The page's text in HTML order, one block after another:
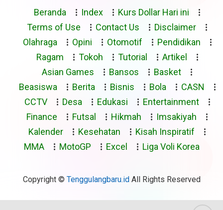
Beranda Index
Kurs Dollar Hari ini
Terms of Use
Contact Us
Disclaimer
Olahraga
Opini Otomotif
Pendidikan
Ragam
Tokoh Tutorial
Artikel
Asian Games
Bansos
Basket
Beasiswa
Berita Bisnis Bola
CASN
CCTV
Desa Edukasi
Entertainment
Finance
Futsal Hikmah
Imsakiyah
Kalender
Kesehatan
Kisah Inspiratif
MMA
MotoGP Excel Liga Voli Korea
Copyright © Tenggulangbaru.idAll Rights Reserved